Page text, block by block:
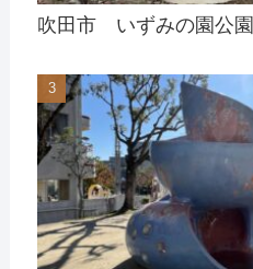
吹田市 いずみの園公園